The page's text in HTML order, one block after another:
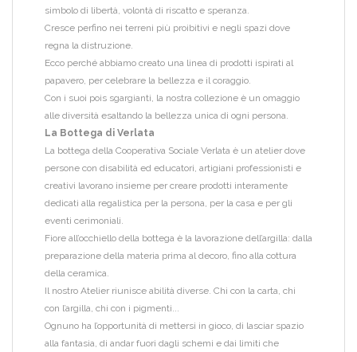
simbolo di libertà, volontà di riscatto e speranza.
Cresce perfino nei terreni più proibitivi e negli spazi dove
regna la distruzione.
Ecco perché abbiamo creato una linea di prodotti ispirati al
papavero, per celebrare la bellezza e il coraggio.
Con i suoi pois sgargianti, la nostra collezione è un omaggio
alle diversità esaltando la bellezza unica di ogni persona.
La Bottega di Verlata
La bottega della Cooperativa Sociale Verlata è un atelier dove
persone con disabilità ed educatori, artigiani professionisti e
creativi lavorano insieme per creare prodotti interamente
dedicati alla regalistica per la persona, per la casa e per gli
eventi cerimoniali.
Fiore all’occhiello della bottega è la lavorazione dell’argilla: dalla
preparazione della materia prima al decoro, fino alla cottura
della ceramica.
Il nostro Atelier riunisce abilità diverse. Chi con la carta, chi
con l’argilla, chi con i pigmenti...
Ognuno ha l’opportunità di mettersi in gioco, di lasciar spazio
alla fantasia, di andar fuori dagli schemi e dai limiti che